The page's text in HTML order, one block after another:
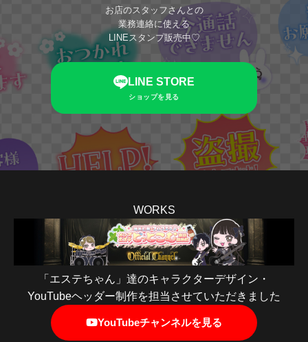
お店のスタッフさんとの
業務連絡に使える
LINEスタンプ販売中♡
LINE STORE
ショップを見る
WORKS
「エステちゃん」達のキャラクターデザイン・
YouTubeヘッダー制作を担当させていただきました
YouTubeチャンネルを見る